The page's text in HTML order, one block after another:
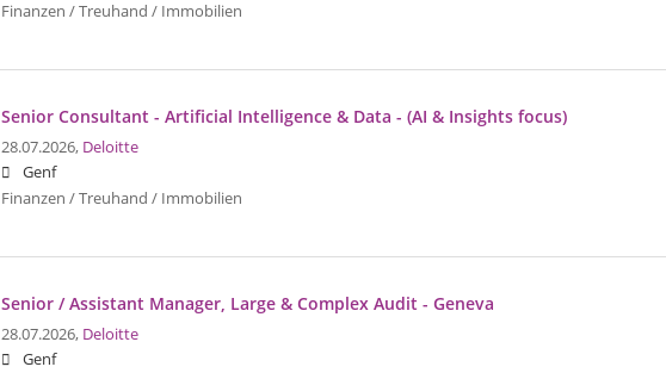
Finanzen / Treuhand / Immobilien
Senior Consultant - Artificial Intelligence & Data - (AI & Insights focus)
28.07.2026, Deloitte
Genf
Finanzen / Treuhand / Immobilien
Senior / Assistant Manager, Large & Complex Audit - Geneva
28.07.2026, Deloitte
Genf